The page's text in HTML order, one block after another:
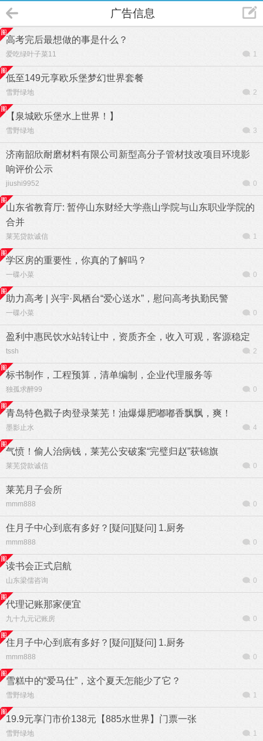
广告信息
高考完后最想做的事是什么？
爱吃绿叶子菜11 1
低至149元享欧乐堡梦幻世界套餐
雪野绿地 2
【泉城欧乐堡水上世界！】
雪野绿地 3
济南韶欣耐磨材料有限公司新型高分子管材技改项目环境影
响评价公示
jiushi9952 0
山东省教育厅: 暂停山东财经大学燕山学院与山东职业学院的
合并
莱芜贷款诚信 1
学区房的重要性，你真的了解吗？
一碟小菜 0
助力高考 | 兴宇·凤栖台“爱心送水”，慰问高考执勤民警
一碟小菜 0
盈利中惠民饮水站转让中，资质齐全，收入可观，客源稳定
tssh 2
标书制作，工程预算，清单编制，企业代理服务等
独孤求醉99 0
青岛特色戳子肉登录莱芜！油爆爆肥嘟嘟香飘飘，爽！
墨影止水 4
气愤！偷人治病钱，莱芜公安破案“完璧归赵”获锦旗
莱芜贷款诚信 0
莱芜月子会所
mmm888 0
住月子中心到底有多好？[疑问][疑问] 1.厨务
mmm888 0
读书会正式启航
山东梁儒咨询 0
代理记账那家便宜
九十九元记账房 0
住月子中心到底有多好？[疑问][疑问] 1.厨务
mmm888 0
雪糕中的“爱马仕”，这个夏天怎能少了它？
雪野绿地 1
19.9元享门市价138元【885水世界】门票一张
雪野绿地 1